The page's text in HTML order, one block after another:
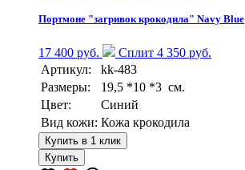
Портмоне "загривок крокодила" Navy Blue
17 400 руб.
Сплит 4 350 руб.
Артикул:
kk-483
Размеры:
19,5 *10 *3 см.
Цвет:
Синий
Вид кожи: Кожа крокодила
Купить в 1 клик
Купить